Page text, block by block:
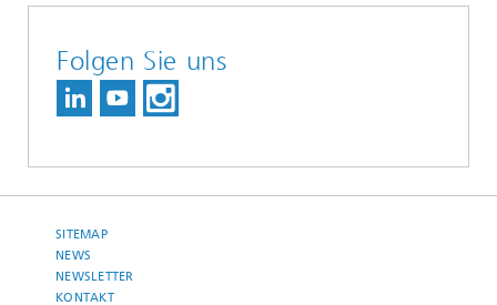
Folgen Sie uns
SITEMAP
NEWS
NEWSLETTER
KONTAKT